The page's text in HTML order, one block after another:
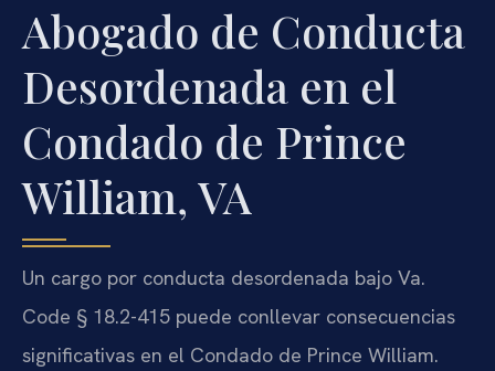
Abogado de Conducta
Desordenada en el
Condado de Prince
William, VA
Un cargo por conducta desordenada bajo Va.
Code § 18.2-415 puede conllevar consecuencias
significativas en el Condado de Prince William.